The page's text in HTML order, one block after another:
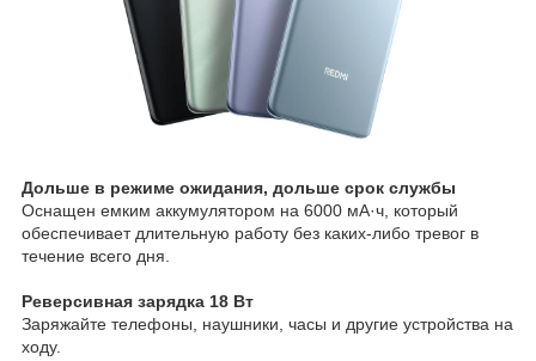
Дольше в режиме ожидания, дольше срок службы
Оснащен емким аккумулятором на 6000 мА·ч, который
обеспечивает длительную работу без каких-либо тревог в
течение всего дня.
Реверсивная зарядка 18 Вт
Заряжайте телефоны, наушники, часы и другие устройства на
ходу.